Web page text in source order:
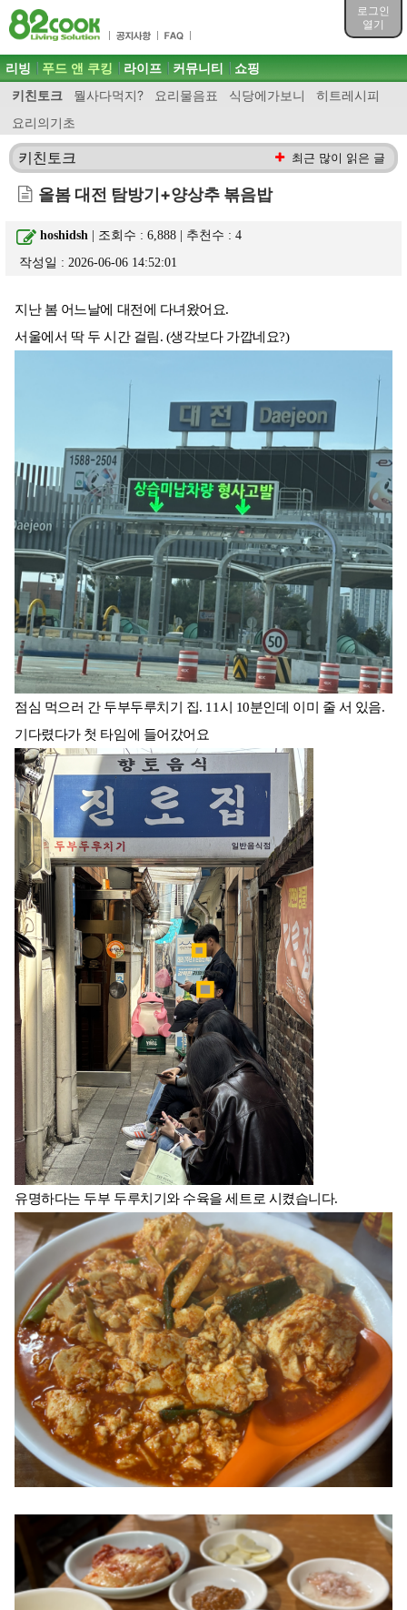
로그인
열기
목차
주메뉴 바로가기
컨텐츠 바로가기
검색 바로가기
로그인 바로가기
주메뉴
리빙 푸드 앤 쿠킹
키친토크 뭘사다먹지? 요리물음표 식당에가보니
히트레시피
요리의기초
라이프 커뮤니티 쇼핑
키친토크 최근 많이 읽은 글
올봄 대전 탐방기+양상추 볶음밥
hoshidsh | 조회수 : 6,888 | 추천수 :4
작성일 : 2026-06-06 14:52:01
지난 봄 어느날에 대전에 다녀왔어요.
서울에서 딱 두 시간 걸림. (생각보다 가깝네요?)
점심 먹으러 간 두부두루치기 집. 11시 10분인데 이미 줄 서 있음.
기다렸다가 첫 타임에 들어갔어요
유명하다는 두부 두루치기와 수육을 세트로 시켰습니다.